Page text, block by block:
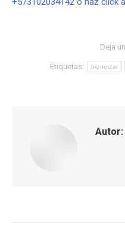
Deja
Etiquetas: bienestar
Autor: